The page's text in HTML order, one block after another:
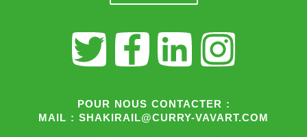
POUR NOUS CONTACTER :
MAIL : SHAKIRAIL@CURRY-VAVART.COM